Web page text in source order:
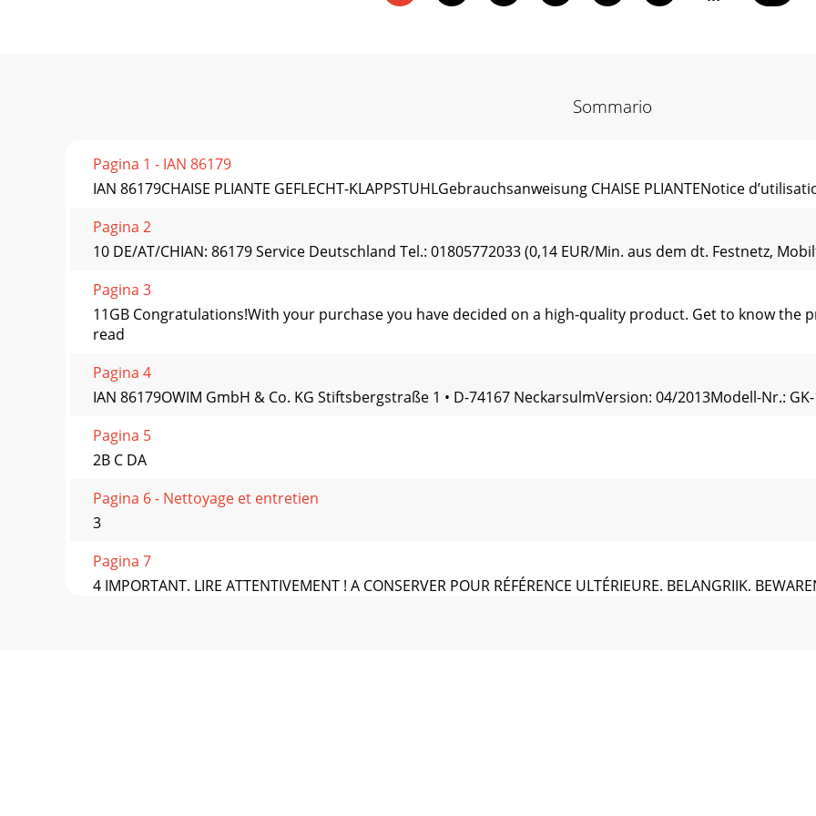
Sommario
Pagina 1 - IAN 86179
IAN 86179CHAISE PLIANTE GEFLECHT-KLAPPSTUHLGebrauchsanweisung CHAISE PLIANTENotice
Pagina 2
10 DE/AT/CHIAN: 86179 Service Deutschland Tel.: 01805772033 (0,14 EUR/Min. aus dem dt. Festnetz,
Pagina 3
11GB Congratulations!With your purchase you have decided on a high-quality product. Get to know the
read
Pagina 4
IAN 86179OWIM GmbH & Co. KG Stiftsbergstraße 1 • D-74167 NeckarsulmVersion: 04/2013Modell-Nr.:
Pagina 5
2B C DA
Pagina 6 - Nettoyage et entretien
3
Pagina 7
4 IMPORTANT. LIRE ATTENTIVEMENT ! A CONSERVER POUR RÉFÉRENCE ULTÉRIEURE. BELANGRIJK,